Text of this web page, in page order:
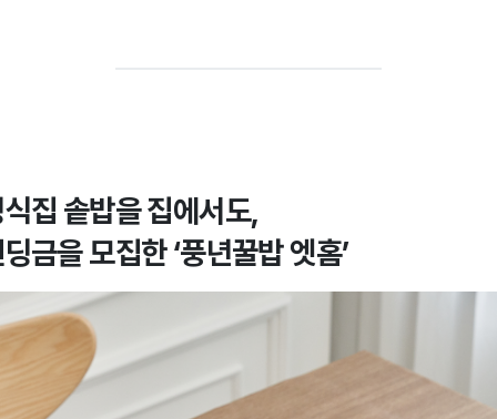
집 솥밥을 집에서도,
금을 모집한 ‘풍년꿀밥 엣홈’